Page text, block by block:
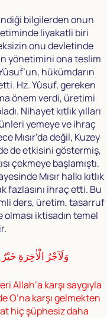
bilgilerden onun
liyakatli biri
onu devletinde
yönetimini ona teslim
hükümdarın
Hz. Yûsuf, gereken
önem verdi, üretimi
Nihayet kıtlık yılları
yemeye ve ihraç
Mısır’da değil, Kuzey
de etkisini göstermiş,
çekmeye başlamıştı.
Mısır halkı kıtlık
fazlasını ihraç etti. Bu
ders, üretim, tasarruf
iktisadın temel
وَلَاَجْرُ الْاٰخِرَةِ خَيْرٌ
Allah’a karşı saygıyla
O’na karşı gelmekten
hiç şüphesiz daha